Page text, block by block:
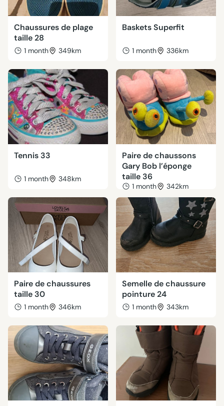
Chaussures de plage
taille 28
1 month 349km
Baskets Superfit
1 month 336km
Tennis 33
1 month 348km
Paire de chaussons
Gary Bob l’éponge
taille 36
1 month 342km
Paire de chaussures
taille 30
1 month 346km
Semelle de chaussure
pointure 24
1 month 343km